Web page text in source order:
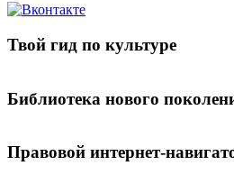
Твой гид по культуре
Библиотека нового
Правовой интернет-